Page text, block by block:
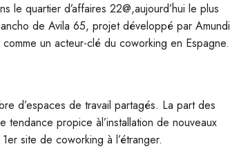
le quartier d’affaires 22@,aujourd’hui le plus
de Avila 65, projet développé par Amundi
un acteur-clé du coworking en Espagne.
d’espaces de travail partagés. La part des
propice àl’installation de nouveaux
site de coworking à l’étranger.